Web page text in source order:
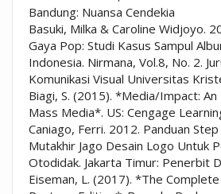
Bandung: Nuansa Cendekia
Basuki, Milka & Caroline Widjoyo.
Gaya Pop: Studi Kasus Sampul
Indonesia. Nirmana, Vol.8, No. 2.
Komunikasi Visual Universitas
Biagi, S. (2015). *Media/Impact:
Mass Media*. US: Cengage
Caniago, Ferri. 2012. Panduan
Mutakhir Jago Desain Logo Untuk
Otodidak. Jakarta Timur: Penerbit
Eiseman, L. (2017). *The